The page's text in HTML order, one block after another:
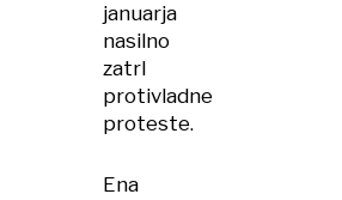
januarja
nasilno
zatrl
protivladne
proteste.
Ena